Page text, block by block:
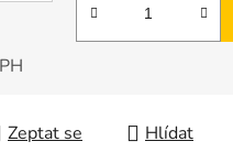
Zeptat se Hlídat